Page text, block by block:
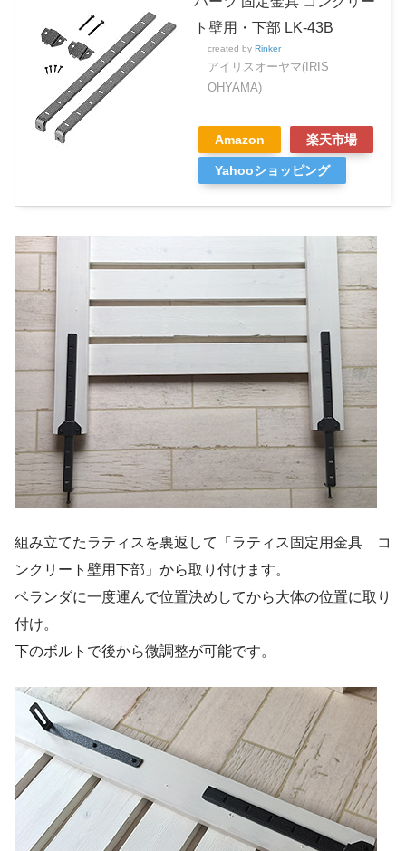
ト壁用・下部 LK-43B
created by Rinker
アイリスオーヤマ(IRIS
OHYAMA)
Amazon 楽天市場
Yahooショッピング
組み立てたラティスを裏返して「ラティス固定用金具 コ
ンクリート壁用下部」から取り付けます。
ベランダに一度運んで位置決めしてから大体の位置に取り
付け。
下のボルトで後から微調整が可能です。